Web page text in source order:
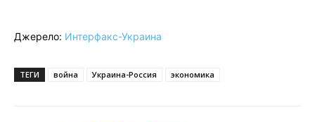
Джерело: Интерфакс-Украина
ТЕГИ война Украина-Россия экономика